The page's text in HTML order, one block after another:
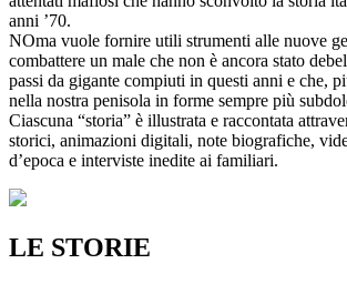
anni ’70.
NOma vuole fornire utili strumenti alle nuove
combattere un male che non è ancora stato
passi da gigante compiuti in questi anni e che,
nella nostra penisola in forme sempre più
Ciascuna “storia” è illustrata e raccontata
storici, animazioni digitali, note biografiche,
d’epoca e interviste inedite ai familiari.
LE STORIE